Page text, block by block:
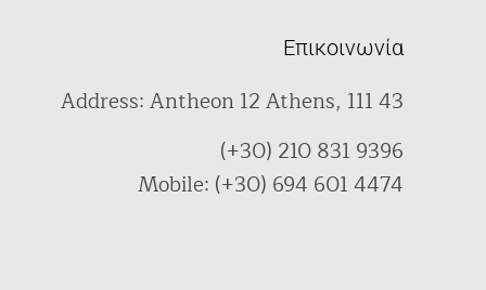
Επικοινωνία
Address: Antheon 12 Athens, 111 43
(+30) 210 831 9396
Mobile: (+30) 694 601 4474